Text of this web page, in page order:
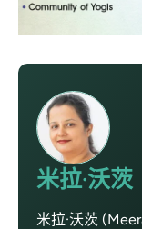
米拉·沃茨
米拉·沃茨